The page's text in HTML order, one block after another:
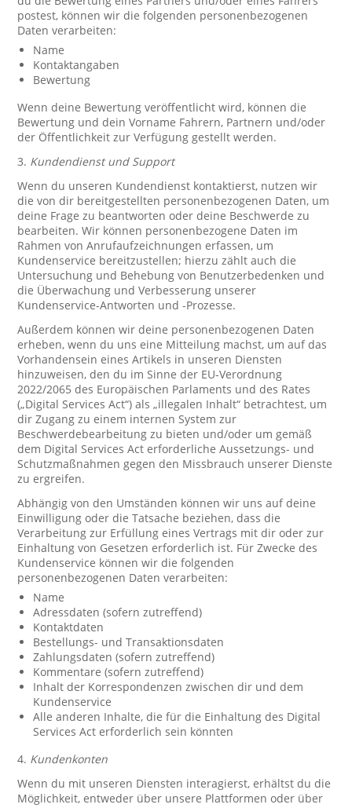
postest, können wir die folgenden personenbezogenen
Daten verarbeiten:
Name
Kontaktangaben
Bewertung
Wenn deine Bewertung veröffentlicht wird, können die
Bewertung und dein Vorname Fahrern, Partnern und/oder
der Öffentlichkeit zur Verfügung gestellt werden.
3. Kundendienst und Support
Wenn du unseren Kundendienst kontaktierst, nutzen wir
die von dir bereitgestellten personenbezogenen Daten, um
deine Frage zu beantworten oder deine Beschwerde zu
bearbeiten. Wir können personenbezogene Daten im
Rahmen von Anrufaufzeichnungen erfassen, um
Kundenservice bereitzustellen; hierzu zählt auch die
Untersuchung und Behebung von Benutzerbedenken und
die Überwachung und Verbesserung unserer
Kundenservice-Antworten und -Prozesse.
Außerdem können wir deine personenbezogenen Daten
erheben, wenn du uns eine Mitteilung machst, um auf das
Vorhandensein eines Artikels in unseren Diensten
hinzuweisen, den du im Sinne der EU-Verordnung
2022/2065 des Europäischen Parlaments und des Rates
(„Digital Services Act“) als „illegalen Inhalt“ betrachtest, um
dir Zugang zu einem internen System zur
Beschwerdebearbeitung zu bieten und/oder um gemäß
dem Digital Services Act erforderliche Aussetzungs- und
Schutzmaßnahmen gegen den Missbrauch unserer Dienste
zu ergreifen.
Abhängig von den Umständen können wir uns auf deine
Einwilligung oder die Tatsache beziehen, dass die
Verarbeitung zur Erfüllung eines Vertrags mit dir oder zur
Einhaltung von Gesetzen erforderlich ist. Für Zwecke des
Kundenservice können wir die folgenden
personenbezogenen Daten verarbeiten:
Name
Adressdaten (sofern zutreffend)
Kontaktdaten
Bestellungs- und Transaktionsdaten
Zahlungsdaten (sofern zutreffend)
Kommentare (sofern zutreffend)
Inhalt der Korrespondenzen zwischen dir und dem
Kundenservice
Alle anderen Inhalte, die für die Einhaltung des Digital
Services Act erforderlich sein könnten
4. Kundenkonten
Wenn du mit unseren Diensten interagierst, erhältst du die
Möglichkeit, entweder über unsere Plattformen oder über